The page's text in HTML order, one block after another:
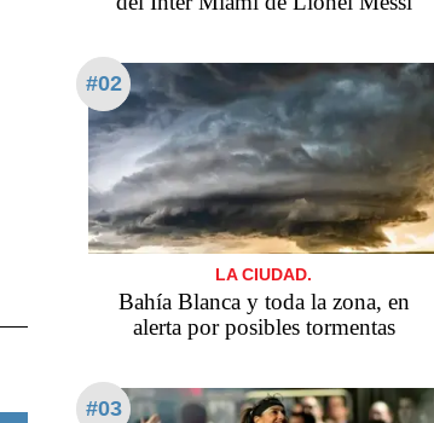
#02
LA CIUDAD.
Bahía Blanca y toda la zona, en
alerta por posibles tormentas
#03